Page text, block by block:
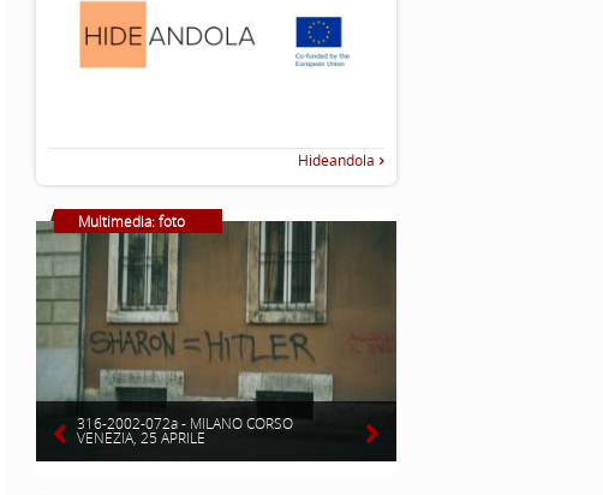
Hideandola
Multimedia: foto
316-2002-072a - MILANO CORSO
VENEZIA, 25 APRILE